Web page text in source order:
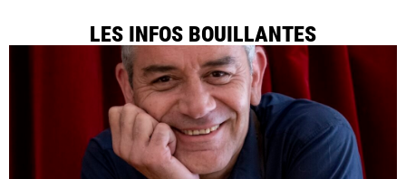
LES INFOS BOUILLANTES